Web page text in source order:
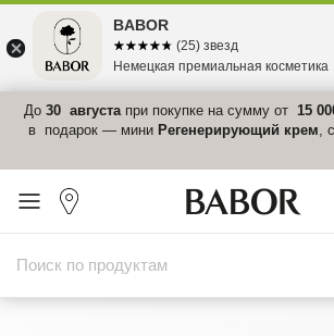
До 30 августапри покупке на сумму от 15
в подарок — мини Регенерирующий крем,
BABOR
☆☆☆☆☆
★★★★★ (25) звезд
Немецкая премиальная косметика